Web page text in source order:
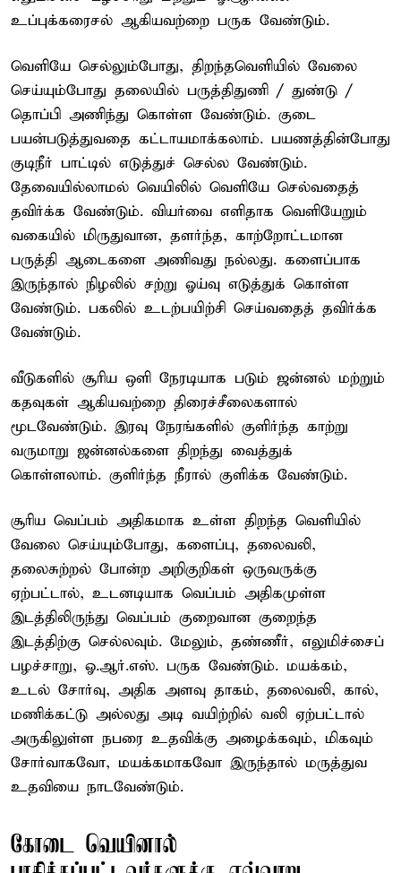
உப்புக்கரைசல் ஆகியவற்றை பருக வேண்டும்.
வெளியே செல்லும்போது, திறந்தவெளியில் வேலை
செய்யும்போது தலையில் பருத்திதுணி / துண்டு /
தொப்பி அணிந்து கொள்ள வேண்டும். குடை
பயன்படுத்துவதை கட்டாயமாக்கலாம். பயணத்தின்போது
குடிநீர் பாட்டில் எடுத்துச் செல்ல வேண்டும்.
தேவையில்லாமல் வெயிலில் வெளியே செல்வதைத்
தவிர்க்க வேண்டும். வியர்வை எளிதாக வெளியேறும்
வகையில் மிருதுவான, தளர்ந்த, காற்றோட்டமான
பருத்தி ஆடைகளை அணிவது நல்லது. களைப்பாக
இருந்தால் நிழலில் சற்று ஓய்வு எடுத்துக் கொள்ள
வேண்டும். பகலில் உடற்பயிற்சி செய்வதைத் தவிர்க்க
வேண்டும்.
வீடுகளில் சூரிய ஒளி நேரடியாக படும் ஜன்னல் மற்றும்
கதவுகள் ஆகியவற்றை திரைச்சீலைகளால்
மூடவேண்டும். இரவு நேரங்களில் குளிர்ந்த காற்று
வருமாறு ஜன்னல்களை திறந்து வைத்துக்
கொள்ளலாம். குளிர்ந்த நீரால் குளிக்க வேண்டும்.
சூரிய வெப்பம் அதிகமாக உள்ள திறந்த வெளியில்
வேலை செய்யும்போது, களைப்பு, தலைவலி,
தலைசுற்றல் போன்ற அறிகுறிகள் ஒருவருக்கு
ஏற்பட்டால், உடனடியாக வெப்பம் அதிகமுள்ள
இடத்திலிருந்து வெப்பம் குறைவான குறைந்த
இடத்திற்கு செல்லவும். மேலும், தண்ணீர், எலுமிச்சைப்
பழச்சாறு, ஓ.ஆர்.எஸ். பருக வேண்டும். மயக்கம்,
உடல் சோர்வு, அதிக அளவு தாகம், தலைவலி, கால்,
மணிக்கட்டு அல்லது அடி வயிற்றில் வலி ஏற்பட்டால்
அருகிலுள்ள நபரை உதவிக்கு அழைக்கவும், மிகவும்
சோர்வாகவோ, மயக்கமாகவோ இருந்தால் மருத்துவ
உதவியை நாடவேண்டும்.
கோடை வெயினால்